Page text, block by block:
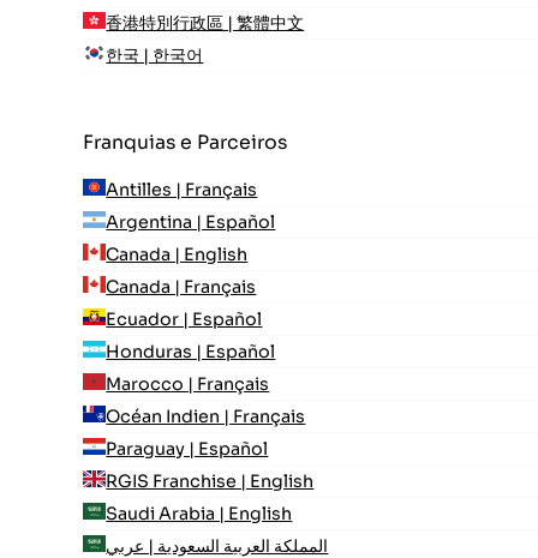
香港特別行政區 | 繁體中文
한국 | 한국어
Franquias e Parceiros
Antilles | Français
Argentina | Español
Canada | English
Canada | Français
Ecuador | Español
Honduras | Español
Marocco | Français
Océan Indien | Français
Paraguay | Español
RGIS Franchise | English
Saudi Arabia | English
المملكة العربية السعودية | عربي